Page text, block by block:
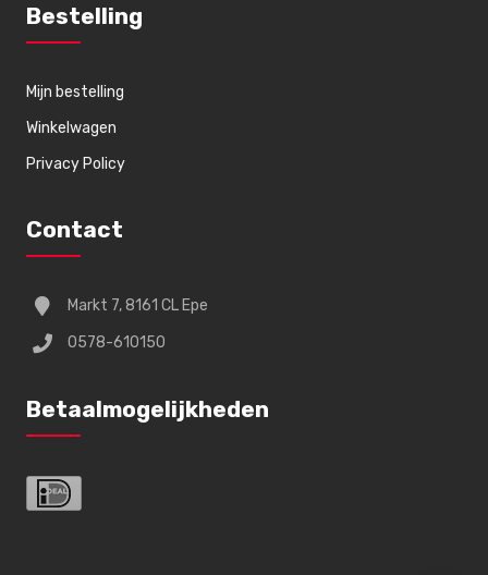
Bestelling
Mijn bestelling
Winkelwagen
Privacy Policy
Contact
Markt 7, 8161 CL Epe
0578-610150
Betaalmogelijkheden